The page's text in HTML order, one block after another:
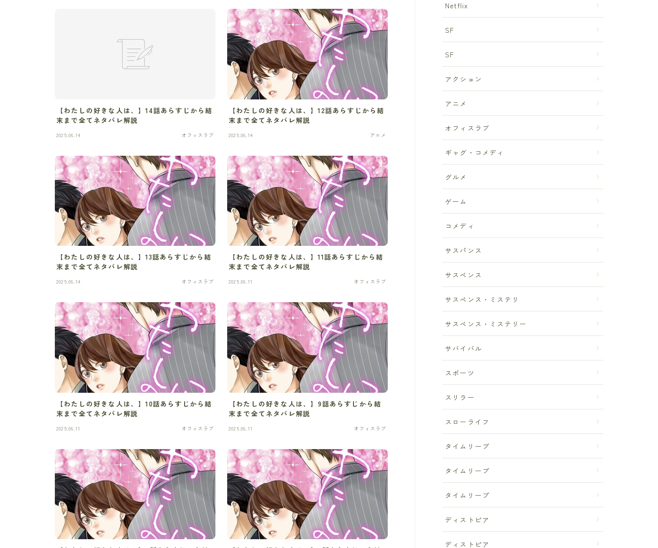
【わたしの好きな人は、】14話あらすじから結
末まで全てネタバレ解説
2025.06.14 オフィスラブ
【わたしの好きな人は、】12話あらすじから結
末まで全てネタバレ解説
2025.06.14 アニメ
【わたしの好きな人は、】13話あらすじから結
末まで全てネタバレ解説
2025.06.14 オフィスラブ
【わたしの好きな人は、】11話あらすじから結
末まで全てネタバレ解説
2025.06.11 オフィスラブ
【わたしの好きな人は、】10話あらすじから結
末まで全てネタバレ解説
2025.06.11 オフィスラブ
【わたしの好きな人は、】9話あらすじから結
末まで全てネタバレ解説
2025.06.11 オフィスラブ
Netflix
SF
SF
アクション
アニメ
オフィスラブ
ギャグ・コメディ
グルメ
ゲーム
コメディ
サスパンス
サスペンス
サスペンス・ミステリ
サスペンス・ミステリー
サバイバル
スポーツ
スリラー
スローライフ
タイムリープ
タイムリープ
タイムリープ
ディストピア
ディストピア